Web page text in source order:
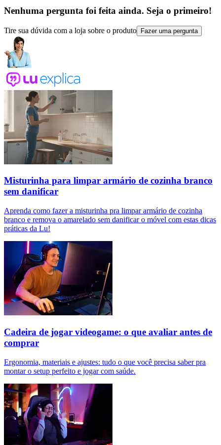
Nenhuma pergunta foi feita ainda. Seja o primeiro!
Tire sua dúvida com a loja sobre o produto Fazer uma pergunta
Misturinha para limpar armário de cozinha branco
sem danificar
Aprenda como fazer a misturinha pra limpar armário de cozinha
branco e remova o amarelado sem danificar o móvel com estas dicas
práticas da Lu!
Cadeira de jogar videogame: o que avaliar antes de
comprar
Ergonomia, materiais e ajustes: tudo o que você precisa saber pra
montar o setup perfeito e jogar com saúde.